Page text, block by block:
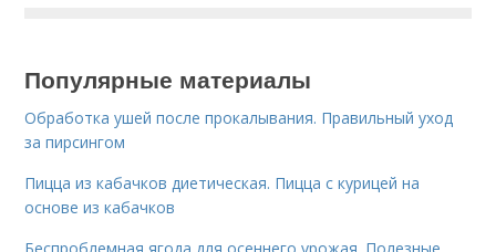
Популярные материалы
Обработка ушей после прокалывания. Правильный уход
за пирсингом
Пицца из кабачков диетическая. Пицца с курицей на
основе из кабачков
Беспроблемная ягода для осеннего урожая. Полезные